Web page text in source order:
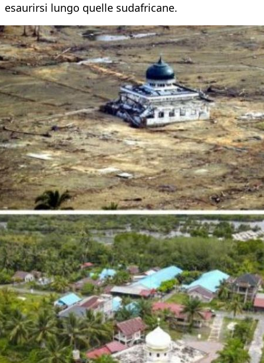
esaurirsi lungo quelle sudafricane.